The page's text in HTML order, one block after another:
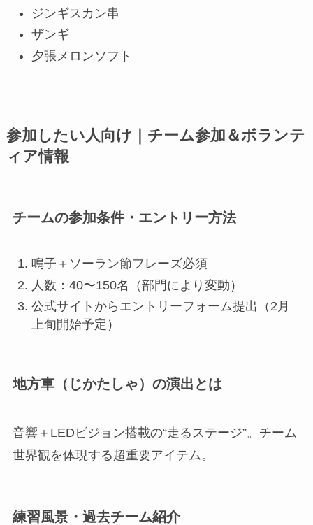
ジンギスカン串
ザンギ
夕張メロンソフト
参加したい人向け｜チーム参加＆ボランテ
ィア情報
チームの参加条件・エントリー方法
鳴子＋ソーラン節フレーズ必須
人数：40〜150名（部門により変動）
公式サイトからエントリーフォーム提出（2月
上旬開始予定）
地方車（じかたしゃ）の演出とは
音響＋LEDビジョン搭載の“走るステージ”。チーム
世界観を体現する超重要アイテム。
練習風景・過去チーム紹介